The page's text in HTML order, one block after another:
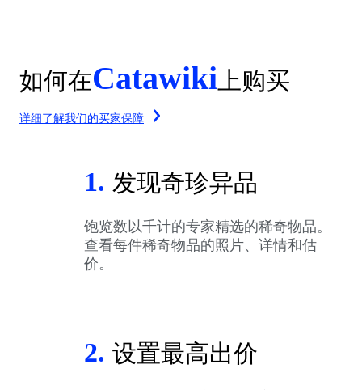
如何在Catawiki 上购买
详细了解我们的买家保障
1. 发现奇珍异品
饱览数以千计的专家精选的稀奇物品。
查看每件稀奇物品的照片、详情和估
价。
2. 设置最高出价